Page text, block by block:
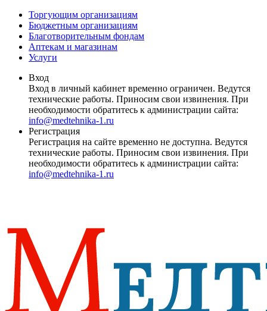
Торгующим организациям
Бюджетным организациям
Благотворительным фондам
Аптекам и магазинам
Услуги
Вход
Вход в личный кабинет временно ограничен. Ведутся
технические работы. Приносим свои извинения. При
необходимости обратитесь к администрации сайта:
info@medtehnika-1.ru
Регистрация
Регистрация на сайте временно не доступна. Ведутся
технические работы. Приносим свои извинения. При
необходимости обратитесь к администрации сайта:
info@medtehnika-1.ru